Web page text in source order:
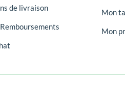
de livraison Mon
Mon